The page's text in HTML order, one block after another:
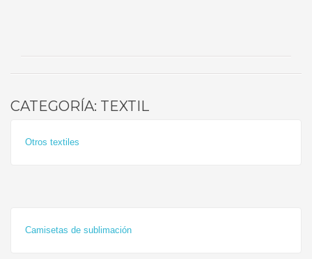
CATEGORÍA: TEXTIL
Otros textiles
Camisetas de sublimación